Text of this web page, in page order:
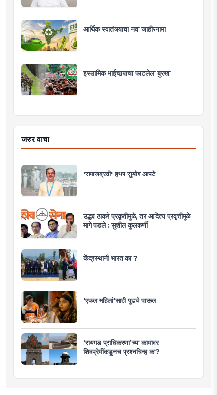
आर्थिक स्वातंत्र्याचा नवा जाहीरनामा
इस्लामिक भाईचार्‍याचा फाटलेला बुरखा
जरुर वाचा
'समाजव्रती' हभप सुयोग आपटे
उद्धव ठाकरे प्रकृतीमुळे, तर आदित्य प्रवृत्तीमुळे
मागे पडले : सुशील कुलकर्णी
केंद्रस्थानी भारत का ?
'एकल महिलां'साठी पुढचे पाऊल
‘रायगड प्राधिकरणा’च्या कामावर
शिवप्रेमींकडूनच प्रश्नचिन्ह का?